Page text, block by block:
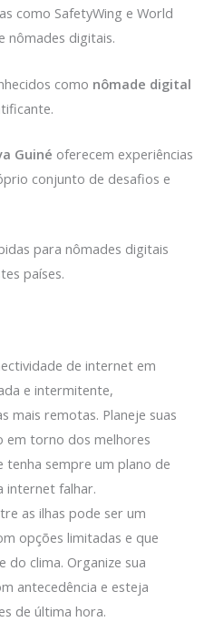
como SafetyWing e World
nômades digitais.
como nômade digital
Guiné oferecem experiências
conjunto de desafios e
para nômades digitais
países.
de internet em
e intermitente,
mais remotas. Planeje suas
em torno dos melhores
tenha sempre um plano de
internet falhar.
as ilhas pode ser um
opções limitadas e que
clima. Organize sua
antecedência e esteja
de última hora.